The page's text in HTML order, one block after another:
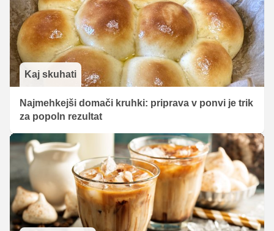
Kaj skuhati
Najmehkejši domači kruhki: priprava v ponvi je trik
za popoln rezultat